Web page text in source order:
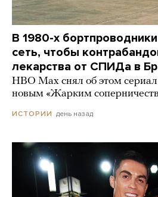
В 1980-х
сеть, чтобы
лекарства от СПИДа в
HBO Max снял об этом
новым «Жарким
ИСТОРИИ день назад